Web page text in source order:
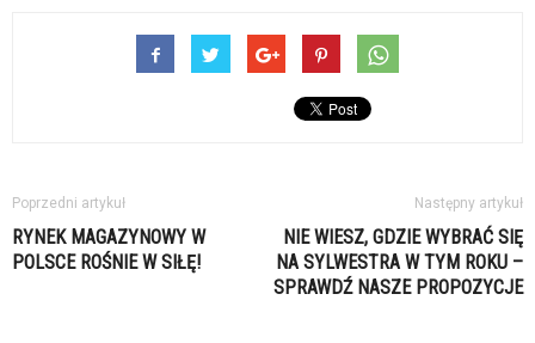
Poprzedni artykuł
RYNEK MAGAZYNOWY W
POLSCE ROŚNIE W SIŁĘ!
Następny artykuł
NIE WIESZ, GDZIE WYBRAĆ SIĘ
NA SYLWESTRA W TYM ROKU –
SPRAWDŹ NASZE PROPOZYCJE